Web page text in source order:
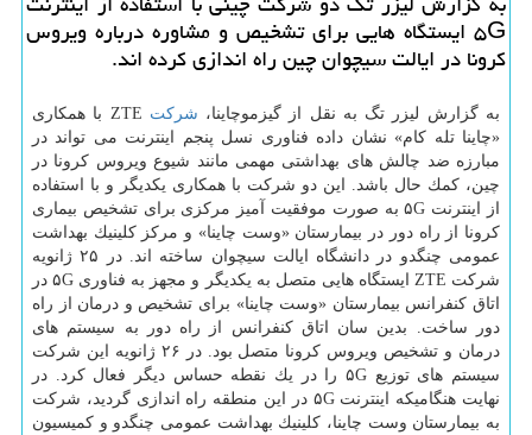
۵G ایستگاه هایی برای تشخیص و مشاوره درباره ویروس
كرونا در ایالت سیچوان چین راه اندازی كرده اند.
به گزارش لیزر تگ به نقل از گیزموچاینا، شركت
ZTE با همكاری
«چاینا تله كام» نشان داده فناوری نسل پنجم اینترنت می تواند در
مبارزه ضد چالش های بهداشتی مهمی مانند شیوع ویروس كرونا در
چین، كمك حال باشد. این دو شركت با همكاری یكدیگر و با استفاده
از اینترنت ۵G به صورت موفقیت آمیز مركزی برای تشخیص بیماری
كرونا از راه دور در بیمارستان «وست چاینا» و مركز كلینیك بهداشت
عمومی چنگدو در دانشگاه ایالت سیچوان ساخته اند. در ۲۵ ژانویه
شركت ZTE ایستگاه هایی متصل به یكدیگر و مجهز به فناوری ۵G در
اتاق كنفرانس بیمارستان «وست چاینا» برای تشخیص و درمان از راه
دور ساخت. بدین سان اتاق كنفرانس از راه دور به سیستم های
درمان و تشخیص ویروس كرونا متصل بود. در ۲۶ ژانویه این شركت
سیستم های توزیع ۵G را در یك نقطه حساس دیگر فعال كرد. در
نهایت هنگامیكه اینترنت ۵G در این منطقه راه اندازی گردید، شركت
به بیمارستان وست چاینا، كلینیك بهداشت عمومی چنگدو و كمیسیون